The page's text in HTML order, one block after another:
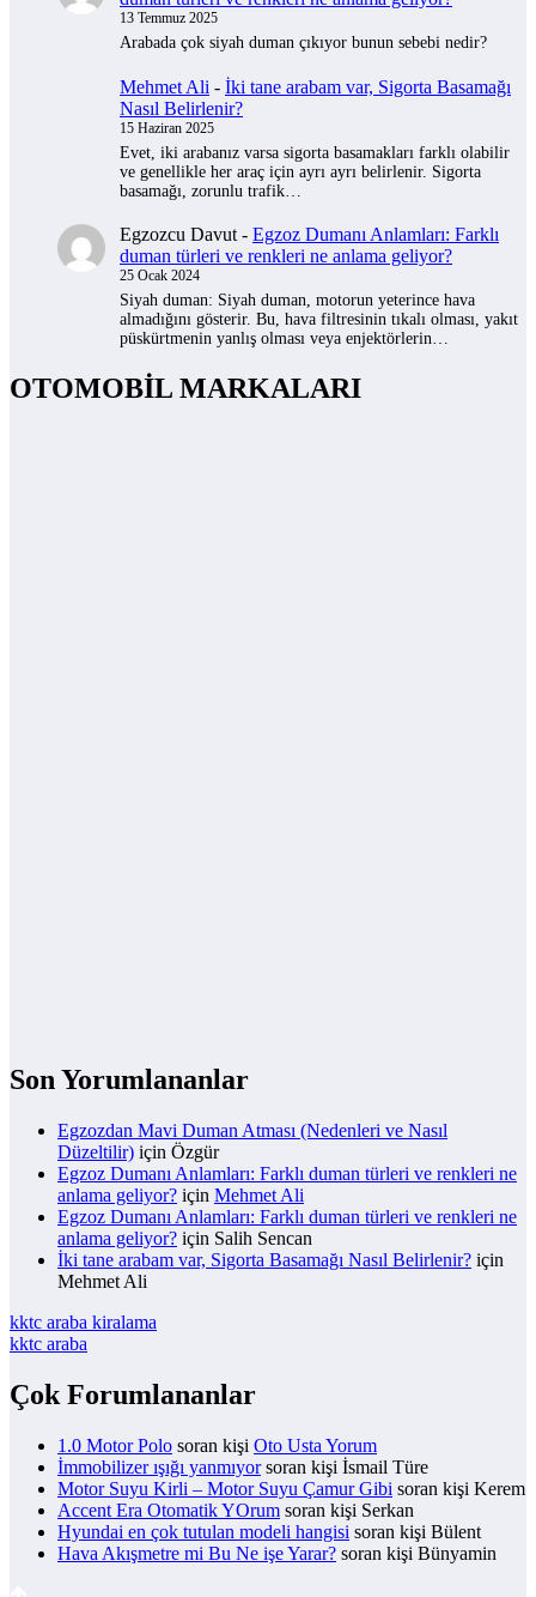
13 Temmuz 2025
Arabada çok siyah duman çıkıyor bunun sebebi nedir?
Mehmet Ali - İki tane arabam var, Sigorta Basamağı
Nasıl Belirlenir?
15 Haziran 2025
Evet, iki arabanız varsa sigorta basamakları farklı olabilir
ve genellikle her araç için ayrı ayrı belirlenir. Sigorta
basamağı, zorunlu trafik…
Egzozcu Davut - Egzoz Dumanı Anlamları: Farklı
duman türleri ve renkleri ne anlama geliyor?
25 Ocak 2024
Siyah duman: Siyah duman, motorun yeterince hava
almadığını gösterir. Bu, hava filtresinin tıkalı olması, yakıt
püskürtmenin yanlış olması veya enjektörlerin…
OTOMOBİL MARKALARI
Son Yorumlananlar
Egzozdan Mavi Duman Atması (Nedenleri ve Nasıl
Düzeltilir) için Özgür
Egzoz Dumanı Anlamları: Farklı duman türleri ve renkleri ne
anlama geliyor? için Mehmet Ali
Egzoz Dumanı Anlamları: Farklı duman türleri ve renkleri ne
anlama geliyor? için Salih Sencan
İki tane arabam var, Sigorta Basamağı Nasıl Belirlenir? için
Mehmet Ali
kktc araba kiralama
kktc araba
Çok Forumlananlar
1.0 Motor Polo soran kişi Oto Usta Yorum
İmmobilizer ışığı yanmıyorsoran kişi İsmail Türe
Motor Suyu Kirli – Motor Suyu Çamur Gibi soran kişi Kerem
Accent Era Otomatik YOrum soran kişi Serkan
Hyundai en çok tutulan modeli hangisi soran kişi Bülent
Hava Akışmetre mi Bu Ne işe Yarar? soran kişi Bünyamin